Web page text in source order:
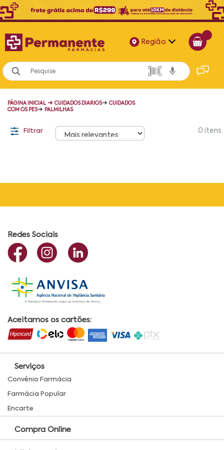
Região
Alagoas
Bahia
Pernambuco
PÁGINA INICIAL ➜ CUIDADOS DIARIOS➜ CUIDADOS
COM OS PES➜ PALMILHAS
Filtrar 0 itens
Redes Sociais
Aceitamos os cartões:
Serviços
Convênio Farmácia
Farmácia Popular
Encarte
Compra Online